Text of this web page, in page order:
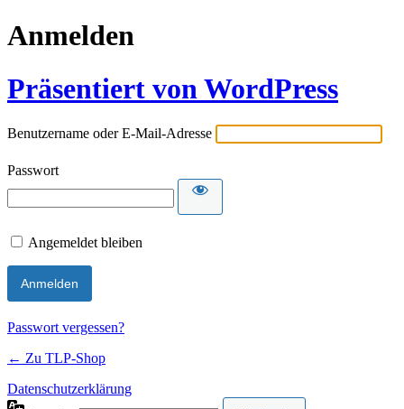
Anmelden
Präsentiert von WordPress
Benutzername oder E-Mail-Adresse
Passwort
Angemeldet bleiben
Passwort vergessen?
← Zu TLP-Shop
Datenschutzerklärung